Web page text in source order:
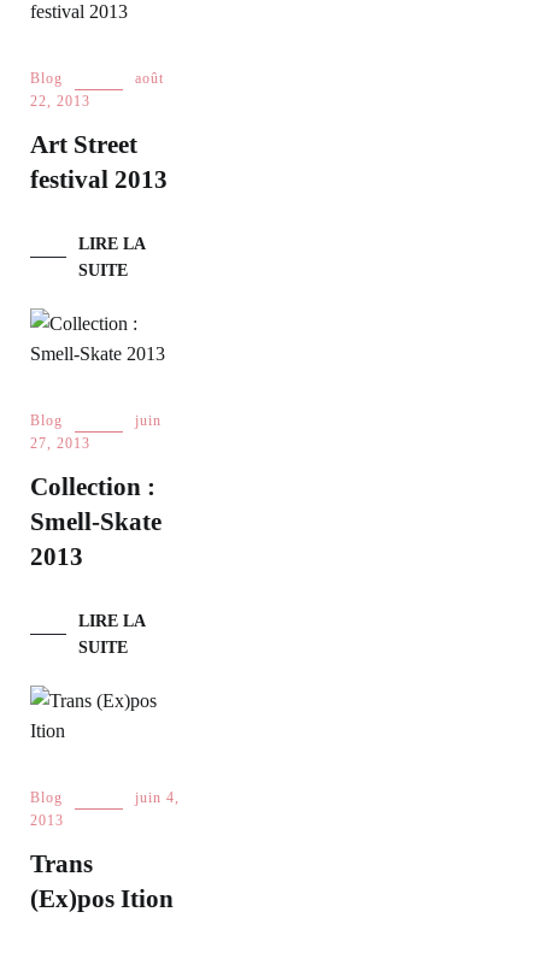
Blog
août
22, 2013
Art Street
festival 2013
LIRE LA
SUITE
Blog
juin
27, 2013
Collection :
Smell-Skate
2013
LIRE LA
SUITE
Blog
juin 4,
2013
Trans
(Ex)pos Ition